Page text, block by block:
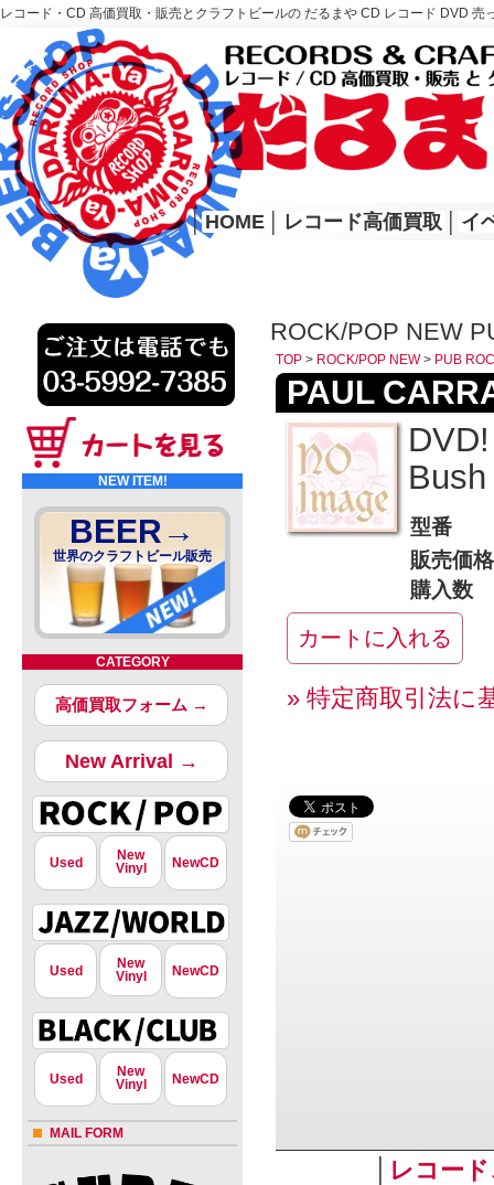
レコード・CD 高価買取・販売とクラフトビールの だるまや CD レコード DVD
レコード高価買取はこちら
HOME
│ HOME レコード高価買取 イ
NEW ITEM!
BEER→
世界のクラフトビール販売
CATEGORY
高価買取フォーム →
New Arrival →
Used
New
Vinyl
NewCD
Used
New
Vinyl
NewCD
Used
New
Vinyl
NewCD
MAIL FORM
ROCK/POP NEW
TOP > ROCK/POP NEW> PUB
PAUL
型番
販売価格
購入数
» 特定商取引法に
レコー